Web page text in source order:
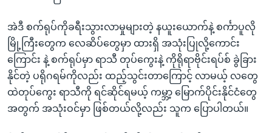
အဲဒီ စက်ရုပ်ကိုခရီးသွားလာမှုများတဲ့ နယူးယောက်နဲ့ စင်္ကာပူလို
မြို့ကြီးတွေက လေဆိပ်တွေမှာ ထားရှိ အသုံးပြုလို့ကောင်း
ကြောင်း နဲ့ စက်ရုပ်မှာ ရာသီ တုပ်ကွေးနဲ့ ကိုရိုရာဗိုင်းရပ်စ် ခွဲခြား
နိုင်တဲ့ ပရိုဂရမ်ကိုလည်း ထည့်သွင်းတာကြောင့် လာမယ့် လတွေ
ထဲတုပ်ကွေး ရာသီကို ရင်ဆိုင်ရမယ့် ကမ္ဘာ့ မြောက်ပိုင်းနိုင်ငံတွေ
အတွက် အသုံးဝင်မှာ ဖြစ်တယ်လို့လည်း သူက ပြောပါတယ်။